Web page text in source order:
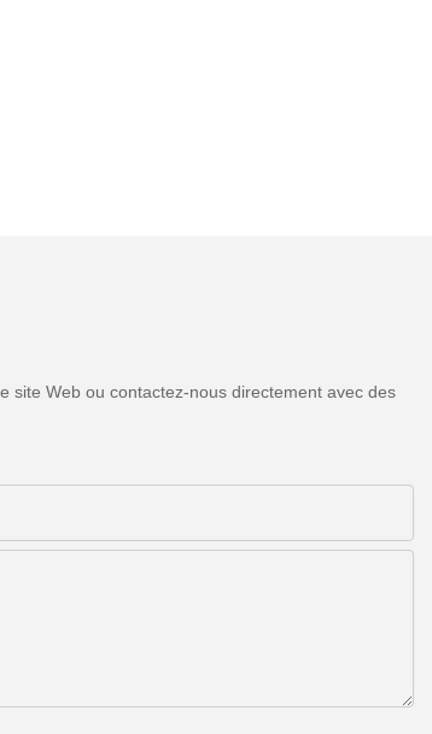
site Web ou contactez-nous directement avec des